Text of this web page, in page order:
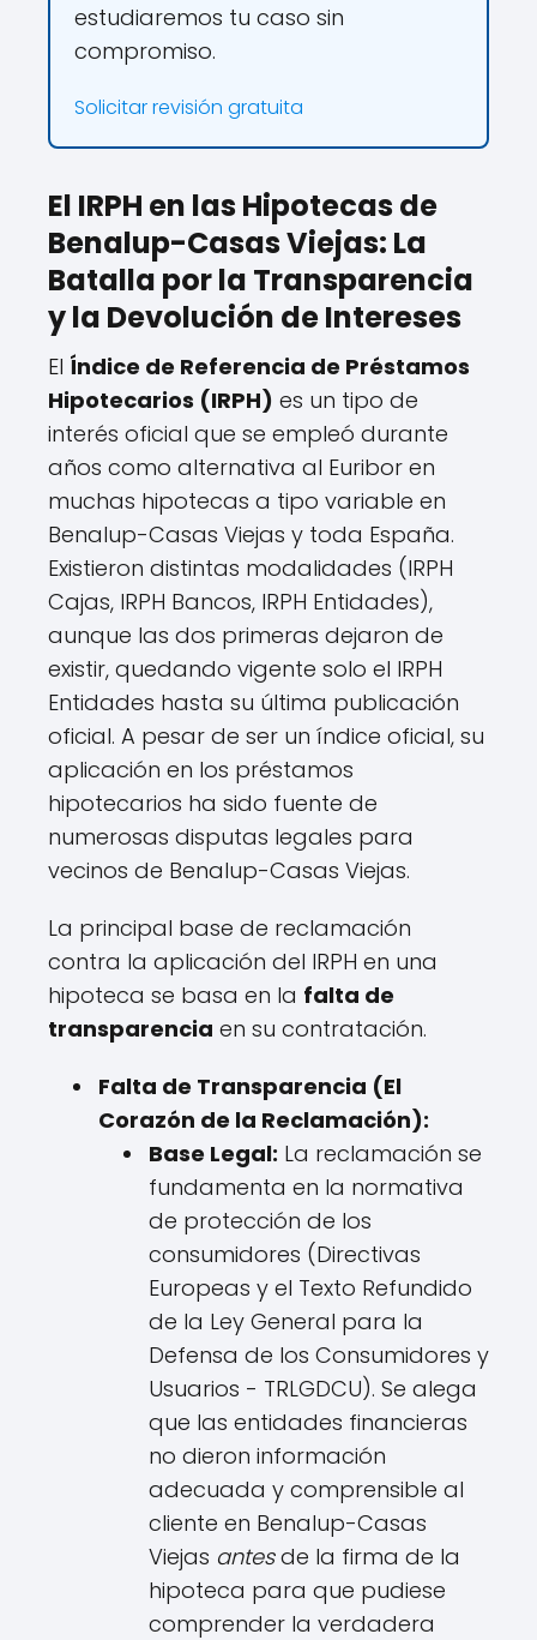
estudiaremos tu caso sin
compromiso.
Solicitar revisión gratuita
El IRPH en las Hipotecas de
Benalup-Casas Viejas: La
Batalla por la Transparencia
y la Devolución de Intereses
El Índice de Referencia de Préstamos
Hipotecarios (IRPH) es un tipo de
interés oficial que se empleó durante
años como alternativa al Euribor en
muchas hipotecas a tipo variable en
Benalup-Casas Viejas y toda España.
Existieron distintas modalidades (IRPH
Cajas, IRPH Bancos, IRPH Entidades),
aunque las dos primeras dejaron de
existir, quedando vigente solo el IRPH
Entidades hasta su última publicación
oficial. A pesar de ser un índice oficial, su
aplicación en los préstamos
hipotecarios ha sido fuente de
numerosas disputas legales para
vecinos de Benalup-Casas Viejas.
La principal base de reclamación
contra la aplicación del IRPH en una
hipoteca se basa en la falta de
transparencia en su contratación.
Falta de Transparencia (El
Corazón de la Reclamación):
Base Legal: La reclamación se
fundamenta en la normativa
de protección de los
consumidores (Directivas
Europeas y el Texto Refundido
de la Ley General para la
Defensa de los Consumidores y
Usuarios - TRLGDCU). Se alega
que las entidades financieras
no dieron información
adecuada y comprensible al
cliente en Benalup-Casas
Viejas antesde la firma de la
hipoteca para que pudiese
comprender la verdadera